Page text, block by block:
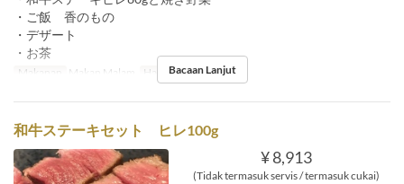
・ご飯 香のもの
・デザート
・お茶
Makanan Makan Malam Had Pesanan 2 ~
Bacaan Lanjut
和牛ステーキセット ヒレ100g
¥ 8,913
(Tidak termasuk servis / termasuk cukai)